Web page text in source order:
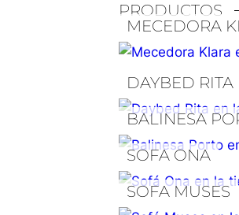
PRODUCTOS
MECEDORA
DAYBED RITA
BALINESA
SOFA ONA
SOFA MUSES